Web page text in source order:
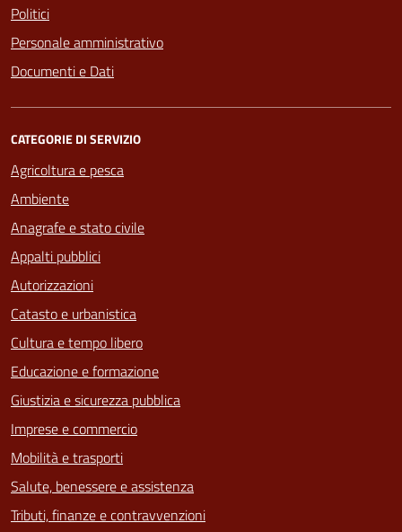
Politici
Personale amministrativo
Documenti e Dati
CATEGORIE DI SERVIZIO
Agricoltura e pesca
Ambiente
Anagrafe e stato civile
Appalti pubblici
Autorizzazioni
Catasto e urbanistica
Cultura e tempo libero
Educazione e formazione
Giustizia e sicurezza pubblica
Imprese e commercio
Mobilità e trasporti
Salute, benessere e assistenza
Tributi, finanze e contravvenzioni